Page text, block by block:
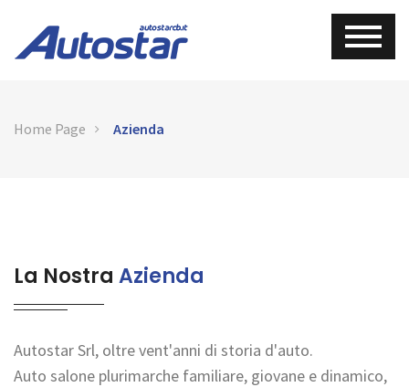
Home Page Azienda
La Nostra Azienda
Autostar Srl, oltre vent'anni di storia d'auto.
Auto salone plurimarche familiare, giovane e dinamico,